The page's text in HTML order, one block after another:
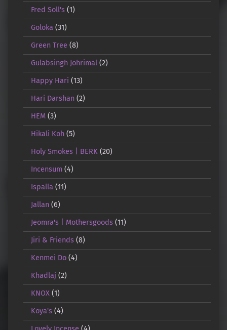
Fred Soll's(1)
Goloka (31)
Green Tree (8)
Gulabsingh Johrimal(2)
Happy Hari (13)
Hari Darshan(2)
HEM(3)
Hikali Koh(5)
Holy Smokes | BERK(20)
Incensum (4)
Ispalla (11)
Jallan(6)
Jeomra's | Mothersgoods(11)
Jiri & Friends(8)
Kenmei Do(4)
Khadlaj (2)
KNOX(1)
Koya's(4)